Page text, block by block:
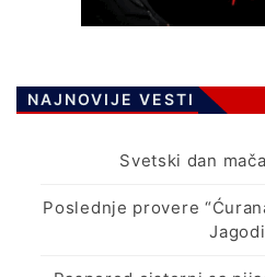
NAJNOVIJE VESTI
Svetski dan
Poslednje provere